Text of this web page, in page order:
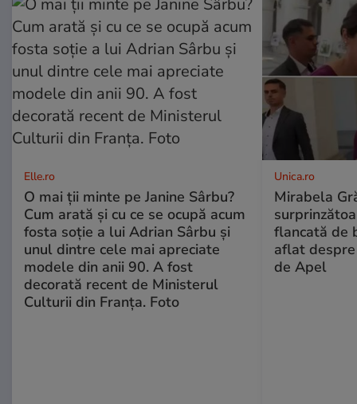
Elle.ro
O mai ții minte pe Janine Sârbu?
Cum arată și cu ce se ocupă acum
fosta soție a lui Adrian Sârbu și
unul dintre cele mai apreciate
modele din anii 90. A fost
decorată recent de Ministerul
Culturii din Franța. Foto
Unica.ro
Mirabela
flancată de
aflat
de Apel